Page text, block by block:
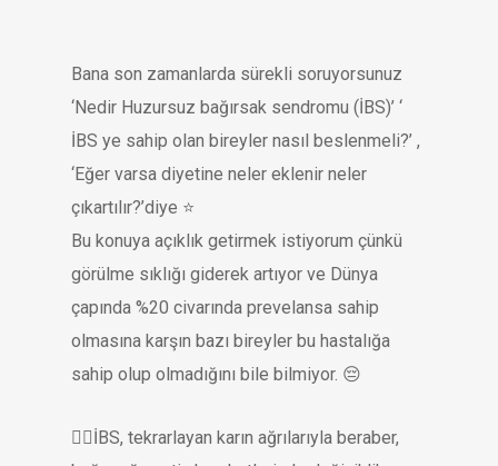
Bana son zamanlarda sürekli soruyorsunuz
‘Nedir Huzursuz bağırsak sendromu (İBS)’ ‘
İBS ye sahip olan bireyler nasıl beslenmeli?’ ,
‘Eğer varsa diyetine neler eklenir neler
çıkartılır?’diye ⭐️
Bu konuya açıklık getirmek istiyorum çünkü
görülme sıklığı giderek artıyor ve Dünya
çapında %20 civarında prevelansa sahip
olmasına karşın bazı bireyler bu hastalığa
sahip olup olmadığını bile bilmiyor. 😔
👉🏻İBS, tekrarlayan karın ağrılarıyla beraber,